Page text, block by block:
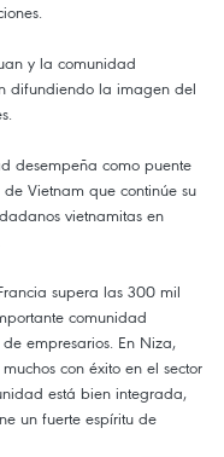
y la comunidad
difundiendo la imagen del
desempeña como puente
Vietnam que continúe su
vietnamitas en
supera las 300 mil
comunidad
empresarios. En Niza,
con éxito en el sector
está bien integrada,
un fuerte espíritu de